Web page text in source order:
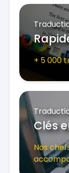
+ 5 000
Clés
Nos